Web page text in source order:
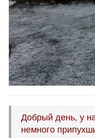
Добрый день, у
немного